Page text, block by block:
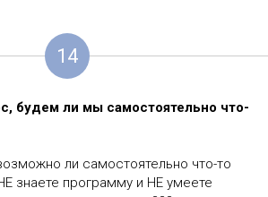
14
будем ли мы самостоятельно что-
ли самостоятельно что-то
знаете программу и НЕ умеете